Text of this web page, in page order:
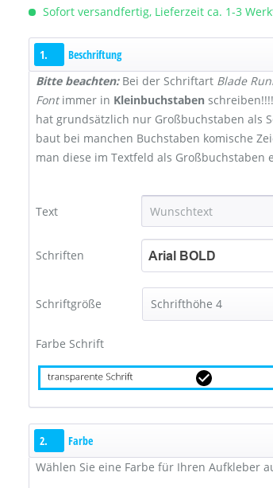
Sofort versandfertig, Lieferzeit ca. 1-3
1.
Beschriftung
Bitte beachten:Bei der Schriftart Blade
Fontimmer in Kleinbuchstaben
hat grundsätzlich nur Großbuchstaben als
baut bei manchen Buchstaben komische
man diese im Textfeld als Großbuchstaben
Text
Schriften Arial BOLD
Schriftgröße
Farbe Schrift
2.
Farbe
Wählen Sie eine Farbe für Ihren Aufkleber